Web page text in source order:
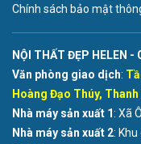
Chính sách bảo mật
NỘI THẤT ĐẸP HELEN -
Văn phòng giao dịch:
Hoàng Đạo Thúy, Thanh
Nhà máy sản xuất 1: Xã
Nhà máy sản xuất 2: